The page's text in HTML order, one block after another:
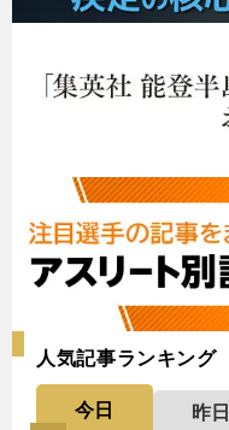
人気記事ランキング
今日 昨日